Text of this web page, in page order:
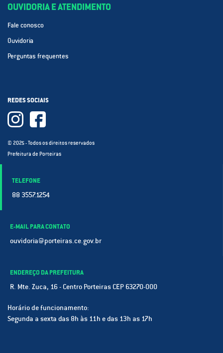
OUVIDORIA E ATENDIMENTO
Fale conosco
Ouvidoria
Perguntas frequentes
REDES SOCIAIS
© 2025 - Todos os direitos reservados
Prefeitura de Porteiras
TELEFONE
88 3557.1254
E-MAIL PARA CONTATO
ouvidoria@porteiras.ce.gov.br
ENDEREÇO DA PREFEITURA
R. Mte. Zuca, 16 - Centro Porteiras CEP 63270-000
Horário de funcionamento:
Segunda a sexta das 8h às 11h e das 13h as 17h